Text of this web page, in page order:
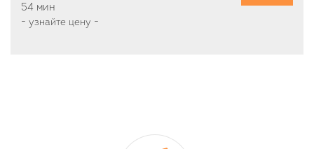
54 мин
- узнайте цену -